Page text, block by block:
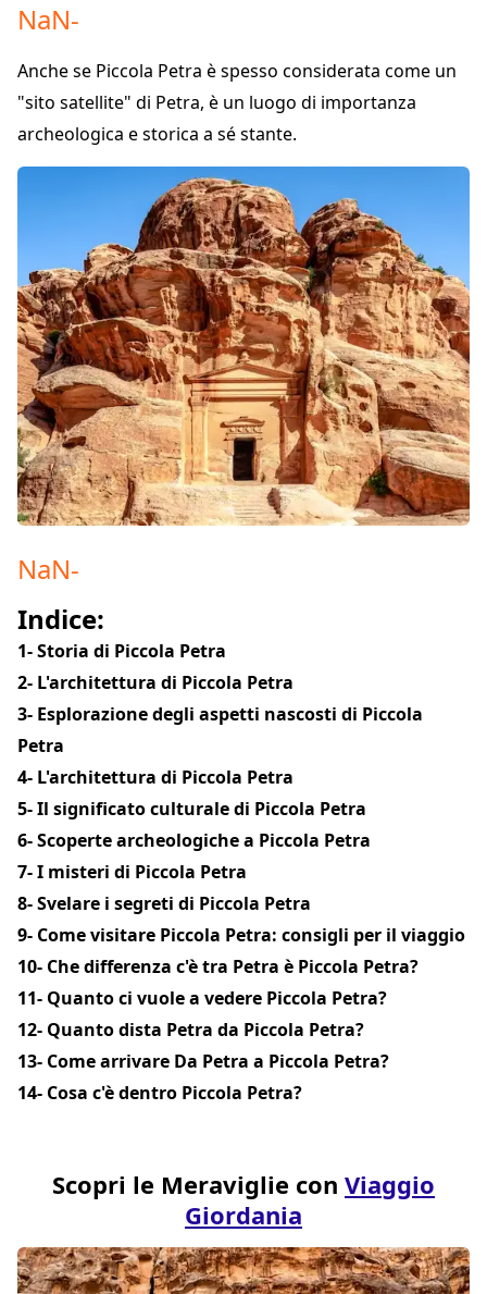
NaN-
Anche se Piccola Petra è spesso considerata come un
"sito satellite" di Petra, è un luogo di importanza
archeologica e storica a sé stante.
NaN-
Indice:
1- Storia di Piccola Petra
2- L'architettura di Piccola Petra
3- Esplorazione degli aspetti nascosti di Piccola
Petra
4- L'architettura di Piccola Petra
5- Il significato culturale di Piccola Petra
6- Scoperte archeologiche a Piccola Petra
7- I misteri di Piccola Petra
8- Svelare i segreti di Piccola Petra
9- Come visitare Piccola Petra: consigli per il viaggio
10- Che differenza c'è tra Petra è Piccola Petra?
11- Quanto ci vuole a vedere Piccola Petra?
12- Quanto dista Petra da Piccola Petra?
13- Come arrivare Da Petra a Piccola Petra?
14- Cosa c'è dentro Piccola Petra?
Scopri le Meraviglie con Viaggio
Giordania